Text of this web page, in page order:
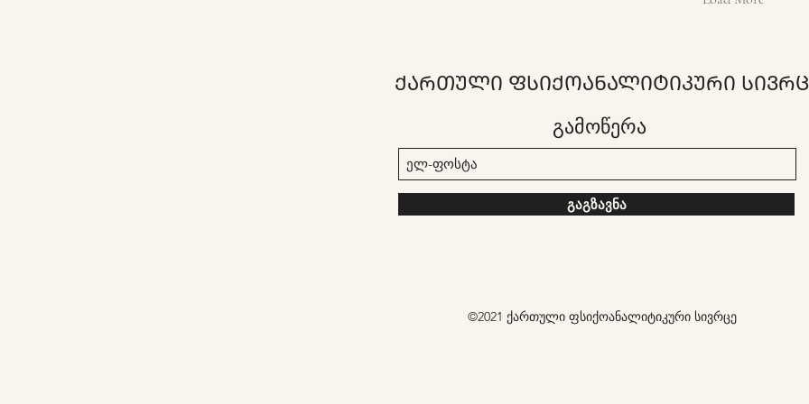
ᲥᲐᲠᲗᲣᲚᲘ ᲤᲡᲘᲥᲝᲐᲜᲐᲚᲘᲢᲘᲙᲣᲠᲘ
გამოწერა
გაგზავნა
©2021 ქართული ფსიქოანალიტიკური სივრცე